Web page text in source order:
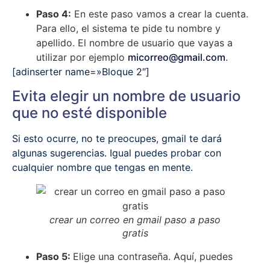
Paso 4: En este paso vamos a crear la cuenta.
Para ello, el sistema te pide tu nombre y
apellido. El nombre de usuario que vayas a
utilizar por ejemplo micorreo@gmail.com.
[adinserter name=»Bloque 2″]
Evita elegir un nombre de usuario
que no esté disponible
Si esto ocurre, no te preocupes, gmail te dará
algunas sugerencias. Igual puedes probar con
cualquier nombre que tengas en mente.
crear un correo en gmail paso a paso
gratis
Paso 5: Elige una contraseña. Aquí, puedes